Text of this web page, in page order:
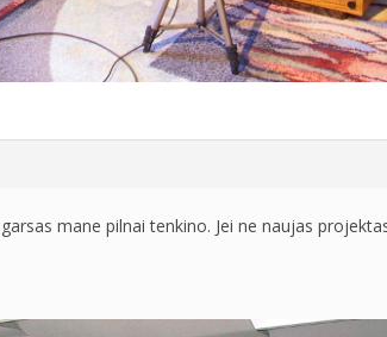
mane pilnai tenkino. Jei ne naujas